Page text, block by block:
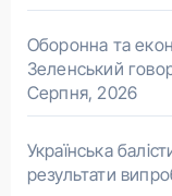
Оборонна та
Зеленський
Серпня, 2026
Українська
результати